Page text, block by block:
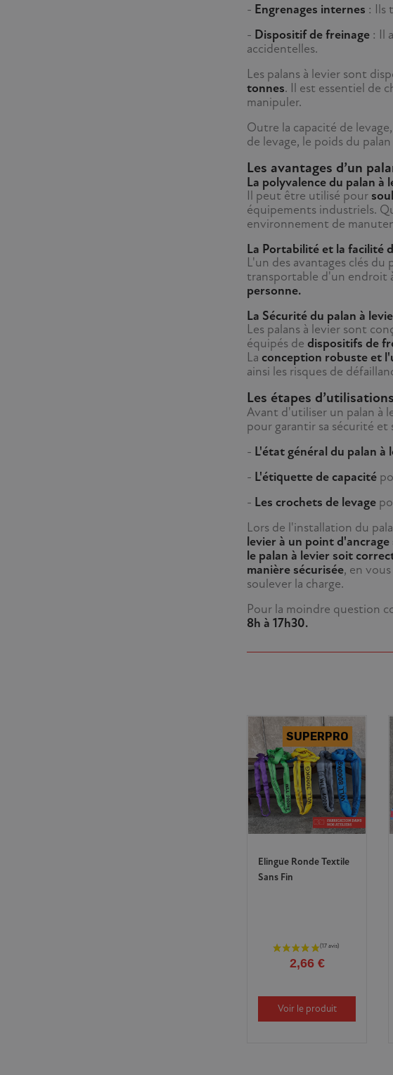
- Engrenages internes : Ils
- Dispositif de freinage : Il
accidentelles.
Les palans à levier sont
tonnes. Il est essentiel de
manipuler.
Outre la capacité de levage,
de levage, le poids du
Les avantages d’un
La polyvalence du palan à
Il peut être utilisé pour
équipements industriels.
environnement de
La Portabilité et la facilité
L'un des avantages clés
transportable d'un endroit
personne.
La Sécurité du palan à
Les palans à levier sont
équipés de dispositifs de
La conception robuste et
ainsi les risques de
Les étapes
Avant d'utiliser un palan à
pour garantir sa sécurité
- L'état général du palan à
- L'étiquette de capacité
- Les crochets de levage
Lors de l'installation du
levier à un point
le palan à levier soit
manière sécurisée, en
soulever la charge.
Pour la moindre question
8h à 17h30.
Elingue Ronde Textile
Sans Fin
2,66 €
Voir le produit